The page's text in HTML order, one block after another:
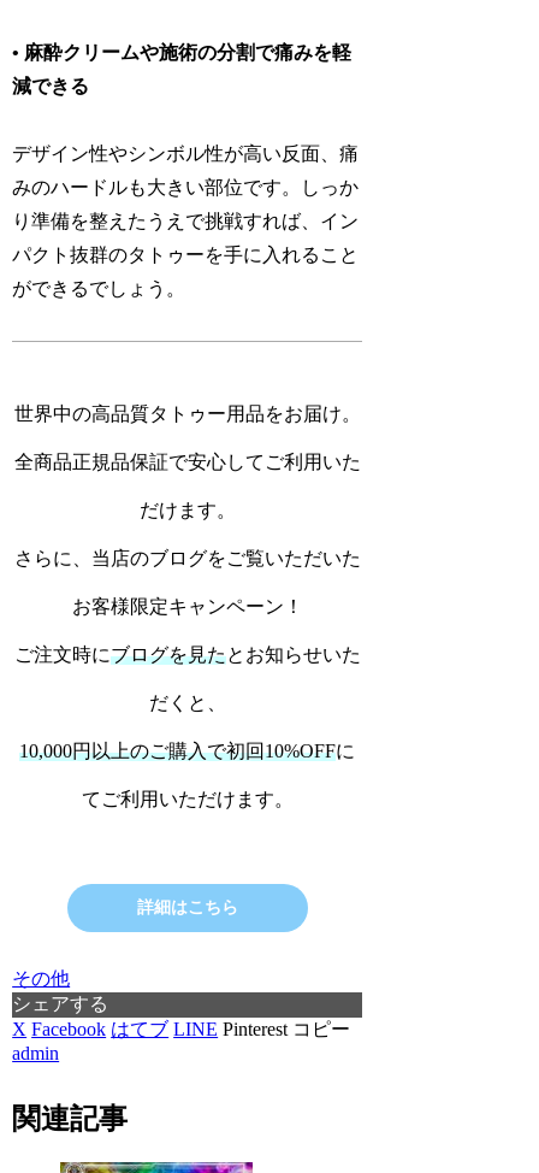
• 麻酔クリームや施術の分割で痛みを軽
減できる
デザイン性やシンボル性が高い反面、痛
みのハードルも大きい部位です。しっか
り準備を整えたうえで挑戦すれば、イン
パクト抜群のタトゥーを手に入れること
ができるでしょう。
世界中の高品質タトゥー用品をお届け。
全商品正規品保証で安心してご利用いた
だけます。
さらに、当店のブログをご覧いただいた
お客様限定キャンペーン！
ご注文時にブログを見たとお知らせいた
だくと、
10,000円以上のご購入で初回10%OFFに
てご利用いただけます。
詳細はこちら
その他
シェアする
X Facebook はてブ LINE Pinterest コピー
admin
関連記事